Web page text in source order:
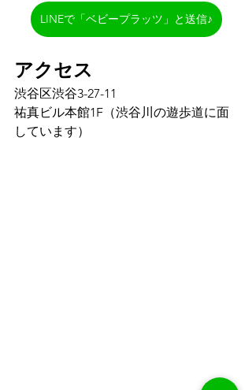
LINEで「ベビープラッツ」と送信♪
アクセス
渋谷区渋谷3-27-11
祐真ビル本館1F（渋谷川の遊歩道に面
しています）